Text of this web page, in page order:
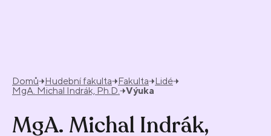
Domů Hudební fakulta Fakulta
Lidé
MgA. Michal Indrák, Ph.D. Výuka
MgA. Michal Indrák,